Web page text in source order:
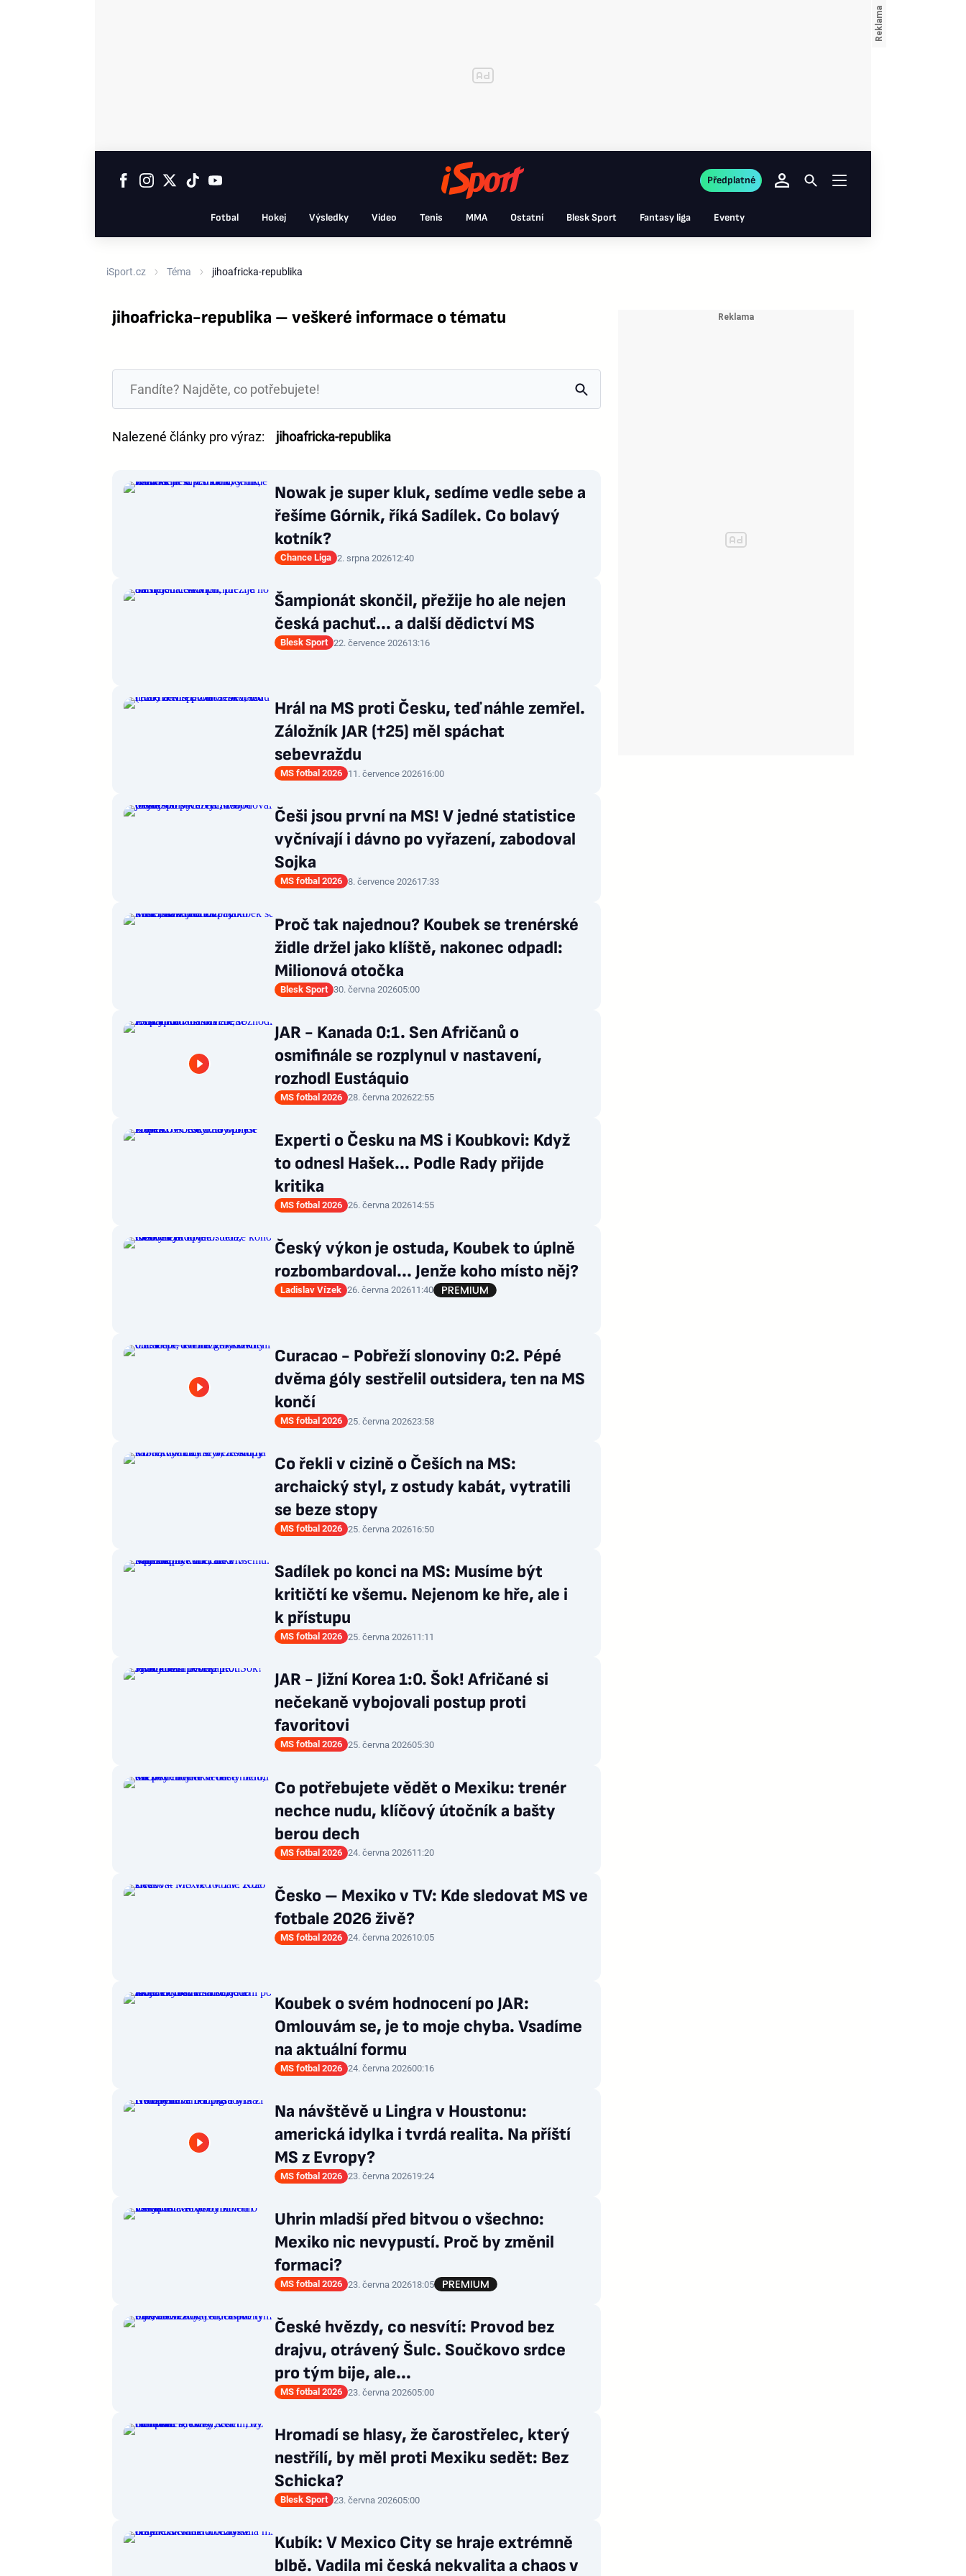
Fotbal Hokej Výsledky Video Tenis MMA Ostatní Blesk Sport Fantasy liga Eventy
Předplatné
iSport.cz Téma jihoafricka-republika
jihoafricka-republika – veškeré informace o tématu
Nalezené články pro výraz: jihoafricka-republika
Nowak je super kluk, sedíme vedle sebe a
řešíme Górnik, říká Sadílek. Co bolavý
kotník?
Chance Liga 2. srpna 202612:40
Šampionát skončil, přežije ho ale nejen
česká pachuť... a další dědictví MS
Blesk Sport 22. července 202613:16
Hrál na MS proti Česku, teď náhle zemřel.
Záložník JAR (†25) měl spáchat
sebevraždu
MS fotbal 2026 11. července 202616:00
Češi jsou první na MS! V jedné statistice
vyčnívají i dávno po vyřazení, zabodoval
Sojka
MS fotbal 2026 8. července 202617:33
Proč tak najednou? Koubek se trenérské
židle držel jako klíště, nakonec odpadl:
Milionová otočka
Blesk Sport 30. června 202605:00
JAR - Kanada 0:1. Sen Afričanů o
osmifinále se rozplynul v nastavení,
rozhodl Eustáquio
MS fotbal 2026 28. června 202622:55
Experti o Česku na MS i Koubkovi: Když
to odnesl Hašek... Podle Rady přijde
kritika
MS fotbal 2026 26. června 202614:55
Český výkon je ostuda, Koubek to úplně
rozbombardoval... Jenže koho místo něj?
Ladislav Vízek 26. června 202611:40
Curacao - Pobřeží slonoviny 0:2. Pépé
dvěma góly sestřelil outsidera, ten na MS
končí
MS fotbal 2026 25. června 202623:58
Co řekli v cizině o Češích na MS:
archaický styl, z ostudy kabát, vytratili
se beze stopy
MS fotbal 2026 25. června 202616:50
Sadílek po konci na MS: Musíme být
kritičtí ke všemu. Nejenom ke hře, ale i
k přístupu
MS fotbal 2026 25. června 202611:11
JAR - Jižní Korea 1:0. Šok! Afričané si
nečekaně vybojovali postup proti
favoritovi
MS fotbal 2026 25. června 202605:30
Co potřebujete vědět o Mexiku: trenér
nechce nudu, klíčový útočník a bašty
berou dech
MS fotbal 2026 24. června 202611:20
Česko – Mexiko v TV: Kde sledovat MS ve
fotbale 2026 živě?
MS fotbal 2026 24. června 202610:05
Koubek o svém hodnocení po JAR:
Omlouvám se, je to moje chyba. Vsadíme
na aktuální formu
MS fotbal 2026 24. června 202600:16
Na návštěvě u Lingra v Houstonu:
americká idylka i tvrdá realita. Na příští
MS z Evropy?
MS fotbal 2026 23. června 202619:24
Uhrin mladší před bitvou o všechno:
Mexiko nic nevypustí. Proč by změnil
formaci?
MS fotbal 2026 23. června 202618:05
České hvězdy, co nesvítí: Provod bez
drajvu, otrávený Šulc. Součkovo srdce
pro tým bije, ale...
MS fotbal 2026 23. června 202605:00
Hromadí se hlasy, že čarostřelec, který
nestřílí, by měl proti Mexiku sedět: Bez
Schicka?
Blesk Sport 23. června 202605:00
Kubík: V Mexico City se hraje extrémně
blbě. Vadila mi česká nekvalita a chaos v